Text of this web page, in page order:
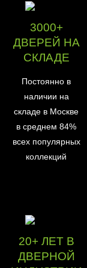
3000+
ДВЕРЕЙ НА
СКЛАДЕ
Постоянно в
наличии на
складе в Москве
в среднем 84%
всех популярных
коллекций
20+ ЛЕТ В
ДВЕРНОЙ